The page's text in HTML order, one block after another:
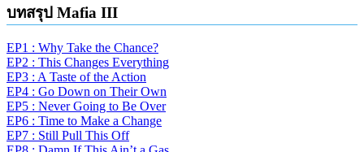
บทสรุป Mafia III
EP1 : Why Take the Chance?
EP2 : This Changes Everything
EP3 : A Taste of the Action
EP4 : Go Down on Their Own
EP5 : Never Going to Be Over
EP6 : Time to Make a Change
EP7 : Still Pull This Off